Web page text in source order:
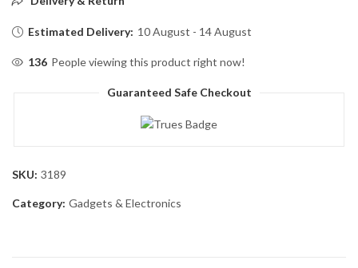
Estimated Delivery: 10 August - 14 August
136 People viewing this product right now!
Guaranteed Safe Checkout
SKU: 3189
Category: Gadgets & Electronics